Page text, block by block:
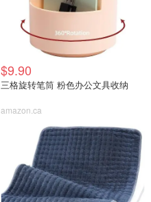
$9.90
三格旋转笔筒 粉色办公文具收纳
amazon.ca